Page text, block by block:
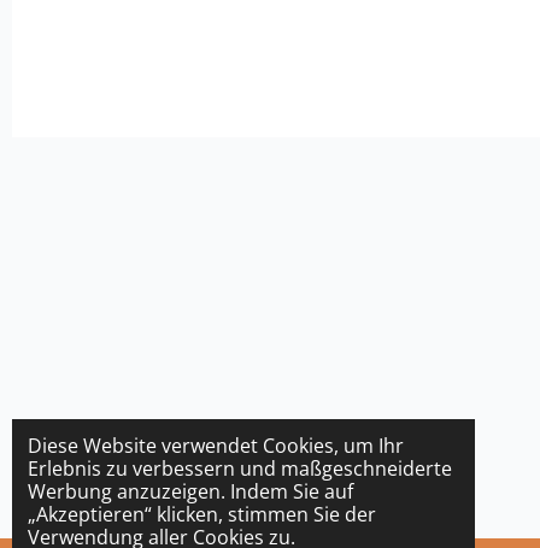
Diese Website verwendet Cookies, um Ihr
Erlebnis zu verbessern und maßgeschneiderte
Werbung anzuzeigen. Indem Sie auf
„Akzeptieren“ klicken, stimmen Sie der
Verwendung aller Cookies zu.